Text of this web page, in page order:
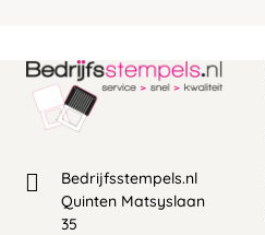
Bedrijfsstempels.nl
Quinten Matsyslaan
35